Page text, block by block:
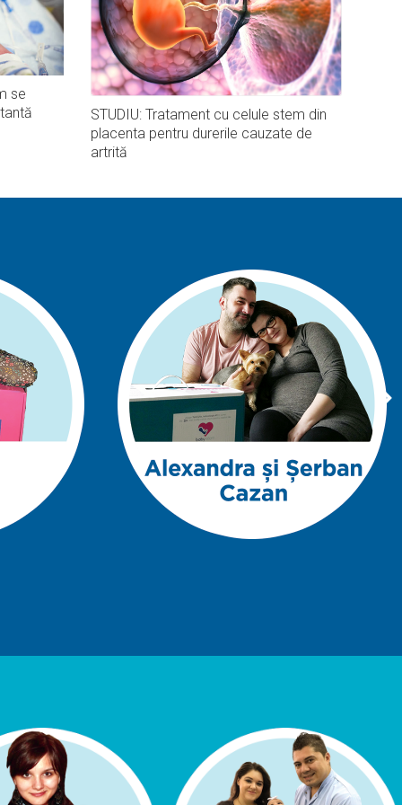
se
STUDIU: Tratament cu celule stem din
placenta pentru durerile cauzate de
artrită